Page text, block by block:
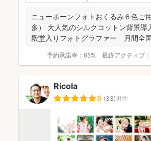
ニューボーンフォトおくるみ６色ご
多） 大人気のシルクコットン背景導
殿堂入りフォトグラファー 月間全
予約承諾率： 95% 最終アクティブ：
Ricola
5 (33)男性